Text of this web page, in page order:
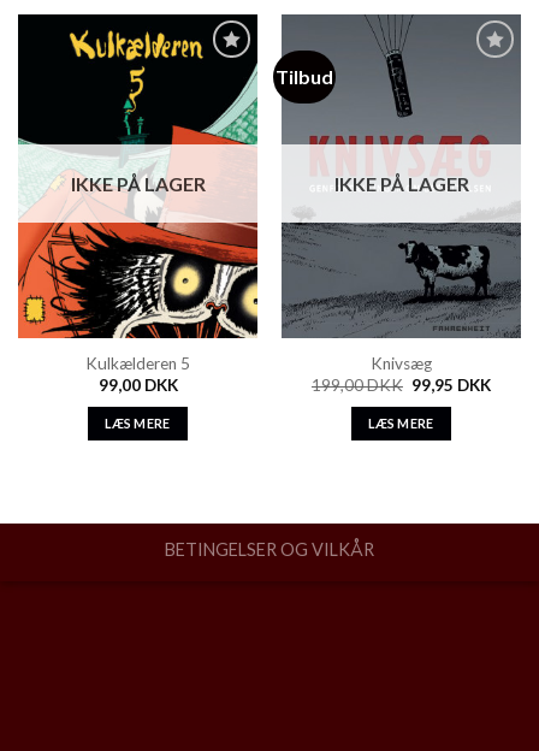
Wishlist
IKKE PÅ LAGER
Kulkælderen 5
99,00 DKK
LÆS MERE
Tilbud
IKKE PÅ LAGER
Knivsæg
199,00DKK 99,95 DKK
LÆS MERE
BETINGELSER OG VILKÅR